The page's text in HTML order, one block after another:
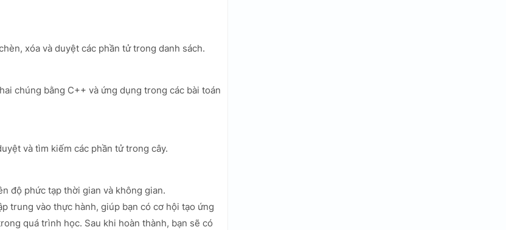
xóa và duyệt các phần tử trong danh sách.
chúng bằng C++ và ứng dụng trong các bài toán
và tìm kiếm các phần tử trong cây.
độ phức tạp thời gian và không gian.
trung vào thực hành, giúp bạn có cơ hội tạo ứng
quá trình học. Sau khi hoàn thành, bạn sẽ có